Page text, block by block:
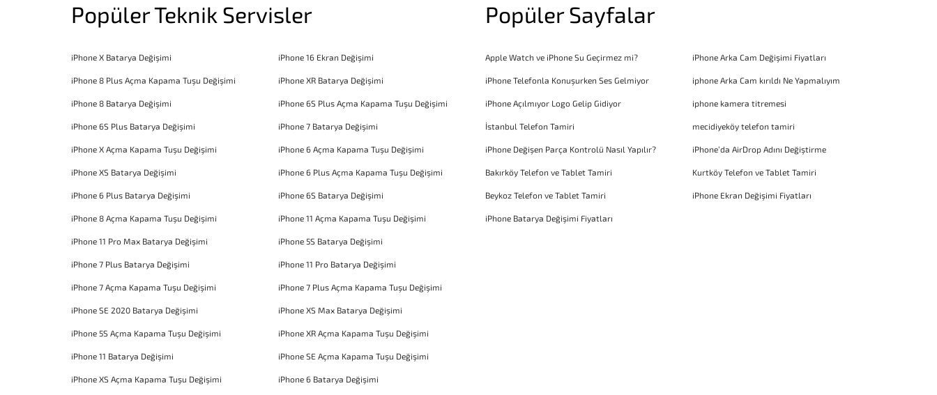
Popüler Teknik Servisler
iPhone X Batarya Değişimi iPhone 16 Ekran Değişimi
iPhone 8 Plus Açma Kapama Tuşu Değişimi iPhone XR Batarya Değişimi
iPhone 8 Batarya Değişimi iPhone 6S Plus Açma Kapama Tuşu Değişimi
iPhone 6S Plus Batarya Değişimi iPhone 7 Batarya Değişimi
iPhone X Açma Kapama Tuşu Değişimi iPhone 6 Açma Kapama Tuşu Değişimi
iPhone XS Batarya Değişimi iPhone 6 Plus Açma Kapama Tuşu Değişimi
iPhone 6 Plus Batarya Değişimi iPhone 6S Batarya Değişimi
iPhone 8 Açma Kapama Tuşu Değişimi iPhone 11 Açma Kapama Tuşu Değişimi
iPhone 11 Pro Max Batarya Değişimi iPhone 5S Batarya Değişimi
iPhone 7 Plus Batarya Değişimi iPhone 11 Pro Batarya Değişimi
iPhone 7 Açma Kapama Tuşu Değişimi iPhone 7 Plus Açma Kapama Tuşu Değişimi
iPhone SE 2020 Batarya Değişimi iPhone XS Max Batarya Değişimi
iPhone 5S Açma Kapama Tuşu Değişimi iPhone XR Açma Kapama Tuşu Değişimi
iPhone 11 Batarya Değişimi iPhone SE Açma Kapama Tuşu Değişimi
iPhone XS Açma Kapama Tuşu Değişimi iPhone 6 Batarya Değişimi
Popüler Sayfalar
Apple Watch ve iPhone Su Geçirmez mi? iPhone Arka Cam Değişimi Fiyatları
iPhone Telefonla Konuşurken Ses Gelmiyor iphone Arka Cam kırıldı Ne Yapmalıyım
iPhone Açılmıyor Logo Gelip Gidiyor iphone kamera titremesi
İstanbul Telefon Tamiri mecidiyeköy telefon tamiri
iPhone Değişen Parça Kontrolü Nasıl Yapılır? iPhone’da AirDrop Adını Değiştirme
Bakırköy Telefon ve Tablet Tamiri Kurtköy Telefon ve Tablet Tamiri
Beykoz Telefon ve Tablet Tamiri iPhone Ekran Değişimi Fiyatları
iPhone Batarya Değişimi Fiyatları